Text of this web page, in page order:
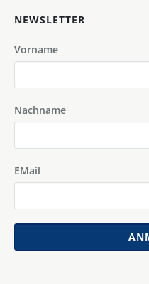
NEWSLETTER
Vorname
Nachname
EMail